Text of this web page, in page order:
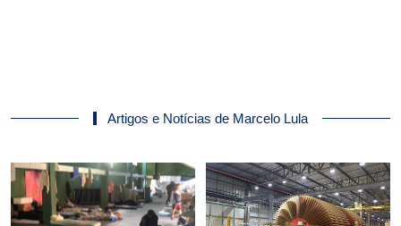
Artigos e Notícias de Marcelo Lula